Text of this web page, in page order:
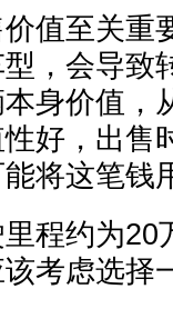
至关重
，会导致
身价值，
好，出售
将这笔钱
约为20
考虑选择